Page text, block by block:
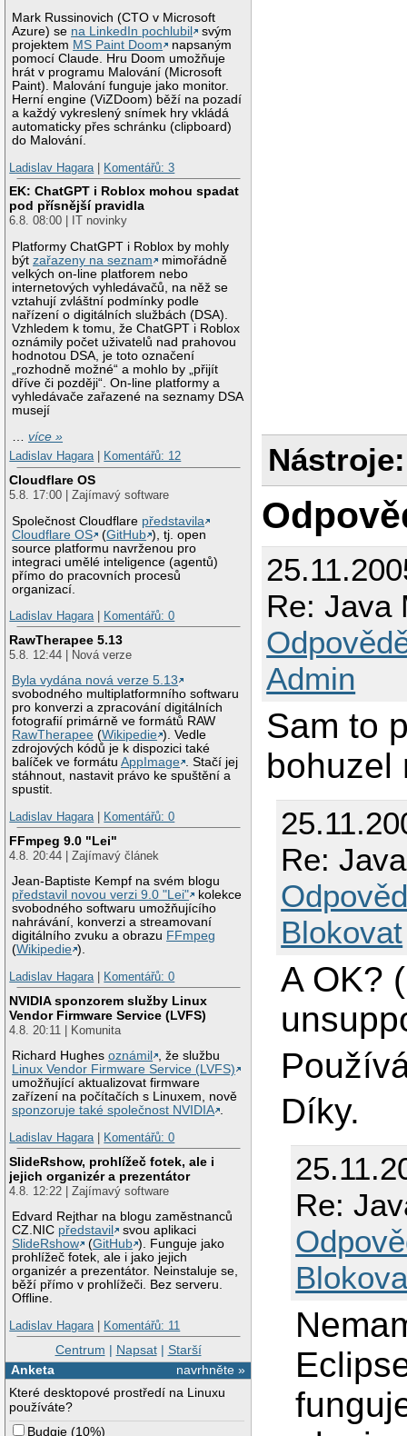
Mark Russinovich (CTO v Microsoft
Azure) se na LinkedIn pochlubil
svým
projektem MS Paint Doom
napsaným
pomocí Claude. Hru Doom umožňuje
hrát v programu Malování (Microsoft
Paint). Malování funguje jako monitor.
Herní engine (ViZDoom) běží na pozadí
a každý vykreslený snímek hry vkládá
automaticky přes schránku (clipboard)
do Malování.
Ladislav Hagara
Komentářů: 3
EK: ChatGPT i Roblox mohou spadat
pod přísnější pravidla
6.8. 08:00 | IT novinky
Platformy ChatGPT i Roblox by mohly
býtzařazeny na seznam
mimořádně
velkých on-line platforem nebo
internetových vyhledávačů, na něž se
vztahují zvláštní podmínky podle
nařízení o digitálních službách (DSA).
Vzhledem k tomu, že ChatGPT i Roblox
oznámily počet uživatelů nad prahovou
hodnotou DSA, je toto označení
„rozhodně možné“ a mohlo by „přijít
dříve či později“. On-line platformy a
vyhledávače zařazené na seznamy DSA
musejí
…více »
Ladislav Hagara| Komentářů: 12
Cloudflare OS
5.8. 17:00 | Zajímavý software
Společnost Cloudflare představila
Cloudflare OS
(GitHub ), tj. open
source platformu navrženou pro
integraci umělé inteligence (agentů)
přímo do pracovních procesů
organizací.
Ladislav Hagara| Komentářů: 0
RawTherapee 5.13
5.8. 12:44 | Nová verze
Byla vydána nová verze 5.13
svobodného multiplatformního softwaru
pro konverzi a zpracování digitálních
fotografií primárně ve formátů RAW
RawTherapee (Wikipedie ). Vedle
zdrojových kódů je k dispozici také
balíček ve formátuAppImage . Stačí jej
stáhnout, nastavit právo ke spuštění a
spustit.
Ladislav Hagara| Komentářů: 0
FFmpeg 9.0 "Lei"
4.8. 20:44 | Zajímavý článek
Jean-Baptiste Kempf na svém blogu
představil novou verzi 9.0 "Lei"
kolekce
svobodného softwaru umožňujícího
nahrávání, konverzi a streamovaní
digitálního zvuku a obrazu FFmpeg
(Wikipedie ).
Ladislav Hagara| Komentářů: 0
NVIDIA sponzorem služby Linux
Vendor Firmware Service (LVFS)
4.8. 20:11 | Komunita
Richard Hughesoznámil
, že službu
Linux Vendor Firmware Service (LVFS)
umožňující aktualizovat firmware
zařízení na počítačích s Linuxem, nově
sponzoruje také společnost NVIDIA .
Ladislav Hagara| Komentářů: 0
SlideRshow, prohlížeč fotek, ale i
jejich organizér a prezentátor
4.8. 12:22 | Zajímavý software
Edvard Rejthar na blogu zaměstnanců
CZ.NIC představil
svou aplikaci
SlideRshow
(GitHub ). Funguje jako
prohlížeč fotek, ale i jako jejich
organizér a prezentátor. Neinstaluje se,
běží přímo v prohlížeči. Bez serveru.
Offline.
Ladislav Hagara| Komentářů: 11
Centrum | Napsat| Starší
navrhněte »
Anketa
Které desktopové prostředí na Linuxu
používáte?
Budgie (10%)
Nástroje:
Re: Java
Admin
Sam to
bohuzel
Re:
Blokovat
A OK?
Díky.
Re: